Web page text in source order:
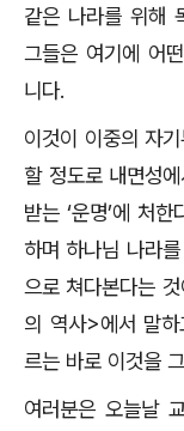
같은 나라를 위해
그들은 여기에 어
니다.
이것이 이중의 자
할 정도로 내면성
받는 ‘운명’에 처
하며 하나님 나라
으로 쳐다본다는
의 역사>에서 말하
르는 바로 이것을
여러분은 오늘날